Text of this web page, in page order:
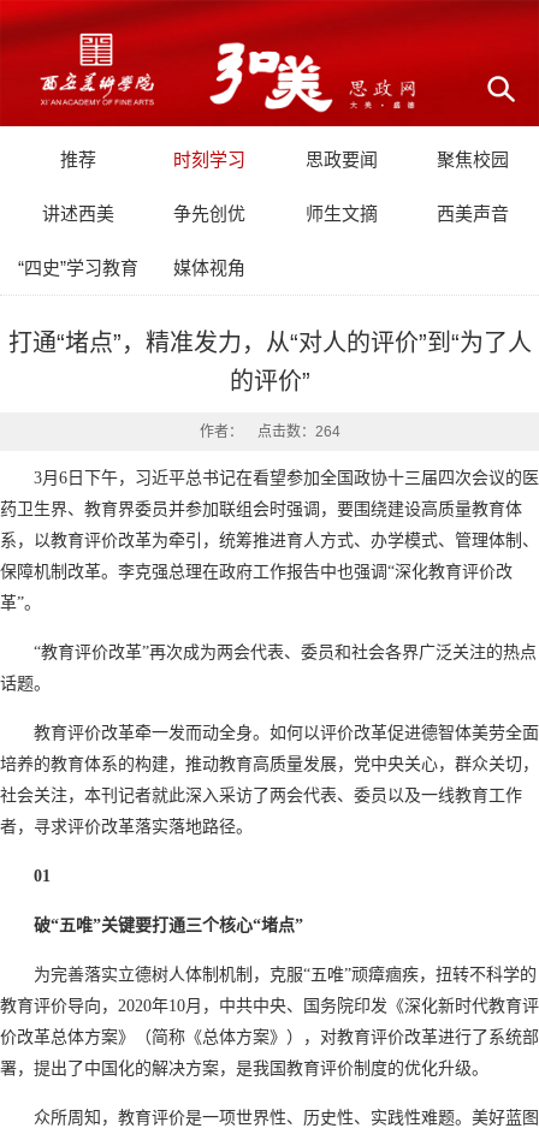
推荐 时刻学习 思政要闻 聚焦校园
讲述西美 争先创优 师生文摘 西美声音
“四史”学习教育 媒体视角
打通“堵点”，精准发力，从“对人的评价”到“为了人
的评价”
作者： 点击数： 264
3月6日下午，习近平总书记在看望参加全国政协十三届四次会议的医
药卫生界、教育界委员并参加联组会时强调，要围绕建设高质量教育体
系，以教育评价改革为牵引，统筹推进育人方式、办学模式、管理体制、
保障机制改革。李克强总理在政府工作报告中也强调“深化教育评价改
革”。
“教育评价改革”再次成为两会代表、委员和社会各界广泛关注的热点
话题。
教育评价改革牵一发而动全身。如何以评价改革促进德智体美劳全面
培养的教育体系的构建，推动教育高质量发展，党中央关心，群众关切，
社会关注，本刊记者就此深入采访了两会代表、委员以及一线教育工作
者，寻求评价改革落实落地路径。
01
破“五唯”关键要打通三个核心“堵点”
为完善落实立德树人体制机制，克服“五唯”顽瘴痼疾，扭转不科学的
教育评价导向，2020年10月，中共中央、国务院印发《深化新时代教育评
价改革总体方案》（简称《总体方案》），对教育评价改革进行了系统部
署，提出了中国化的解决方案，是我国教育评价制度的优化升级。
众所周知，教育评价是一项世界性、历史性、实践性难题。美好蓝图